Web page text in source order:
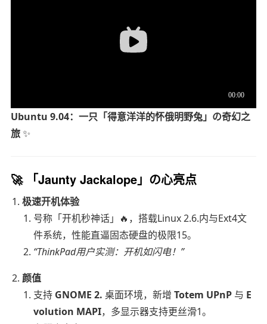
Ubuntu 9.04：一只「得意洋洋的怀俄明野兔」の奇幻之
旅✨
🚀 「Jaunty Jackalope」の心亮点
极速开机体验
号称「开机秒神话」🔥，搭载Linux 2.6.内与Ext4文
件系统，性能直逼固态硬盘的极限15。
“ThinkPad用户实测：开机如闪电！”
颜值
支持 GNOME 2. 桌面环境，新增Totem UPnP 与 E
volution MAPI，多显示器支持更丝滑1。